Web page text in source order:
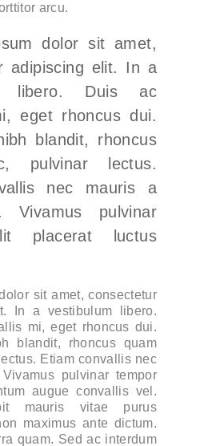
arcu.
dolor sit amet,
adipiscing elit. In a
libero. Duis ac
eget rhoncus dui.
blandit, rhoncus
pulvinar lectus.
nec mauris a
Vivamus pulvinar
placerat luctus
sit amet, consectetur
In a vestibulum libero.
mi, eget rhoncus dui.
blandit, rhoncus quam
Etiam convallis nec
pulvinar tempor
augue convallis vel.
mauris vitae purus
maximus ante dictum.
quam. Sed ac interdum